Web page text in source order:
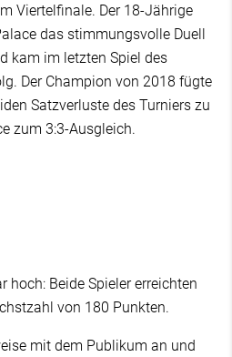
Viertelfinale. Der 18-Jährige
das stimmungsvolle Duell
kam im letzten Spiel des
Der Champion von 2018 fügte
Satzverluste des Turniers zu
zum 3:3-Ausgleich.
hoch: Beide Spieler erreichten
von 180 Punkten.
mit dem Publikum an und